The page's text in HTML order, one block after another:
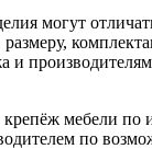
могут
размеру,
и
мебели по
по